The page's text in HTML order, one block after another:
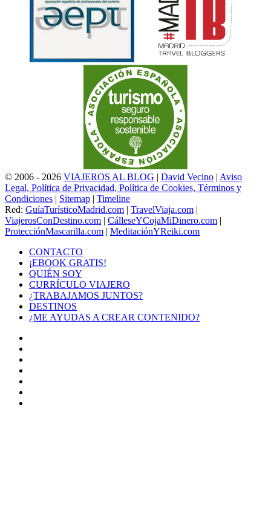
© 2006 - 2026 VIAJEROS AL BLOG | David Vecino | Aviso
Legal, Política de Privacidad, Política de Cookies, Términos y
Condiciones | Sitemap | Timeline
Red: GuíaTurísticoMadrid.com | TravelViaja.com |
ViajerosConDestino.com | CálleseYCojaMiDinero.com |
ProtecciónMascarilla.com | MeditaciónYReiki.com
CONTACTO
¡EBOOK GRATIS!
QUIÉN SOY
CURRÍCULO VIAJERO
¿TRABAJAMOS JUNTOS?
DESTINOS
¿ME AYUDAS A CREAR CONTENIDO?